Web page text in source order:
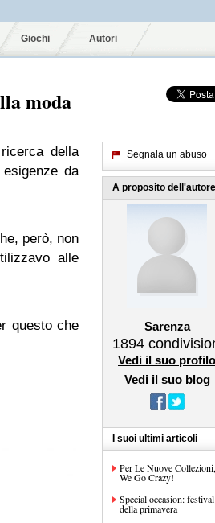
Giochi Autori
moda
della
da
però, non
alle
questo che
Segnala un abuso
A proposito dell'autore
Sarenza
1894
Vedi il suo profilo
Vedi il suo blog
I suoi ultimi articoli
Per Le Nuove Collezioni,
We Go Crazy!
Special occasion: festival
della primavera